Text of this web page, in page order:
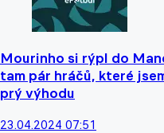
Mourinho si rýpl do
tam pár hráčů, které
prý výhodu
23.04.2024 07:51